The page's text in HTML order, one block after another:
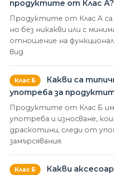
продуктите от Клас А?
Продуктите от Клас А са
но без никакви или с
отношение на
вид.
Клас Б
Какви са
употреба за
Продуктите от Клас Б
употреба и износване,
драскотини, следи от
замърсявания.
Клас Б
Какви